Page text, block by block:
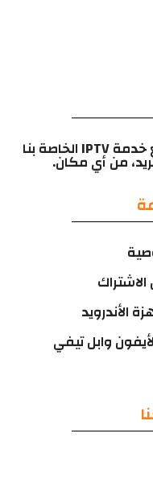
نحن متجر رويال شوب يمكنك مع خدمة IPTV الخاصة بنا
من أي مكان.
الأندرويد
وابل تيفي